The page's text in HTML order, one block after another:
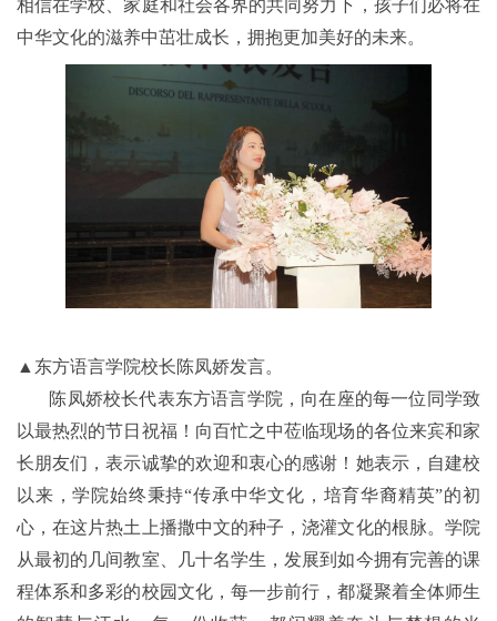
文化因传承而生生不息，童年因梦想而绚丽多彩。普拉
托东方语言学院始终坚持传播中华语言文化、培养新时代优
秀青少年的办学理念，为海外华裔青少年搭建成长的平台。
相信在学校、家庭和社会各界的共同努力下，孩子们必将在
中华文化的滋养中茁壮成长，拥抱更加美好的未来。
▲东方语言学院校长陈凤娇发言。